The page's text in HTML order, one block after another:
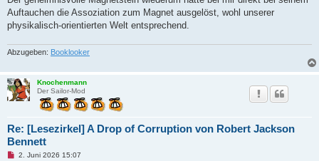
r
B
e
r
g
Auftauchen die Assoziation zum Magnet ausgelöst, wohl unserer
physikalisch-orientierten Welt entsprechend.
Abzugeben: Booklooker
Knochenmann
Der Sailor-Mod
Re: [Lesezirkel] A Drop of Corruption von Robert Jackson
Bennett
U2. Juni 2026 15:07